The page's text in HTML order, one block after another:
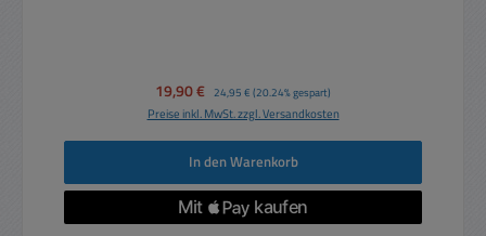
Verkaufspreis:
19,90 € Regulärer Preis:
24,95 € (20.24% gespart)
Preise inkl. MwSt. zzgl. Versandkosten
In den Warenkorb